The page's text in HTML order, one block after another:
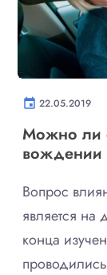
event 22.05.2019
Можно ли
вождении
Вопрос
является
конца